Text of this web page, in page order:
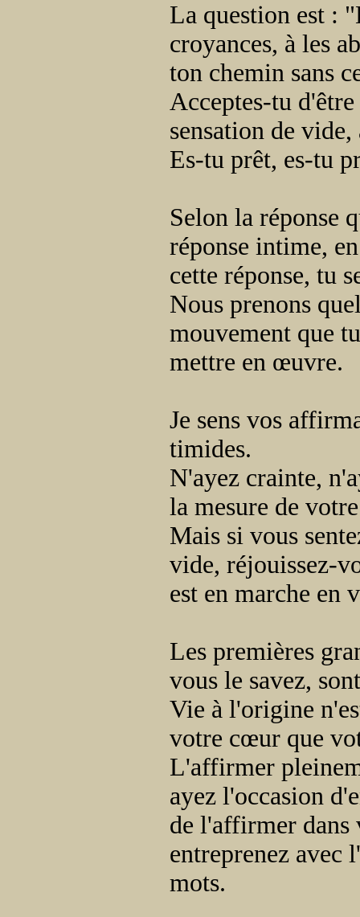
La question est :
croyances, à les
ton chemin sans
Acceptes-tu
sensation de
Es-tu prêt, es-tu
Selon la réponse
réponse intime,
cette réponse, tu
Nous prenons
mouvement que
mettre en œuvre.
Je sens vos
timides.
N'ayez crainte,
la mesure de
Mais si vous
vide, réjouissez-
est en marche en
Les premières
vous le savez,
Vie à l'origine
votre cœur que
L'affirmer
ayez l'occasion
de l'affirmer dans
entreprenez avec
mots.